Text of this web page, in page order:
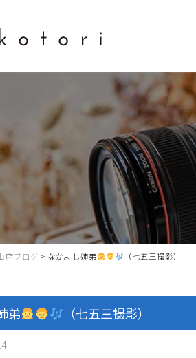
店ブログ > なかよし姉弟 （七五三撮影）
弟 （七五三撮影）